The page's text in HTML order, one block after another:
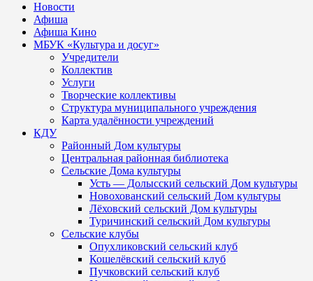
Новости
Афиша
Афиша Кино
МБУК «Культура и досуг»
Учредители
Коллектив
Услуги
Творческие коллективы
Структура муниципального учреждения
Карта удалённости учреждений
КДУ
Районный Дом культуры
Центральная районная библиотека
Сельские Дома культуры
Усть — Долысский сельский Дом культуры
Новохованский сельский Дом культуры
Лёховский сельский Дом культуры
Туричинский сельский Дом культуры
Сельские клубы
Опухликовский сельский клуб
Кошелёвский сельский клуб
Пучковский сельский клуб